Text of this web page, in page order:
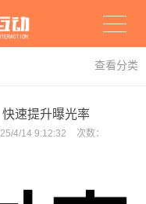
查看分类
速提升曝光率
4/14 9:12:32 次数：